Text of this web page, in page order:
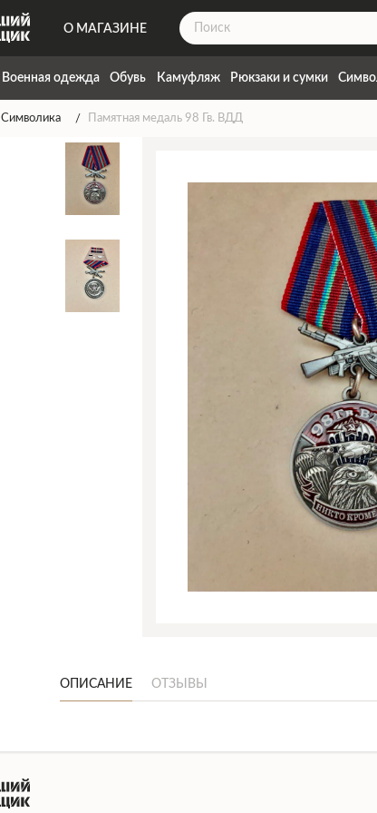
О МАГАЗИНЕ
ДОСТАВКА
КОНТАКТЫ
НАПИСАТЬ НАМ
ТАБЛИЦА РАЗМЕРОВ
СПОСОБЫ ОПЛАТЫ
Военная одежда Обувь Камуфляж Рюкзаки и сумки
Символика Памятная медаль 98 Гв. ВДД
ОПИСАНИЕ ОТЗЫВЫ